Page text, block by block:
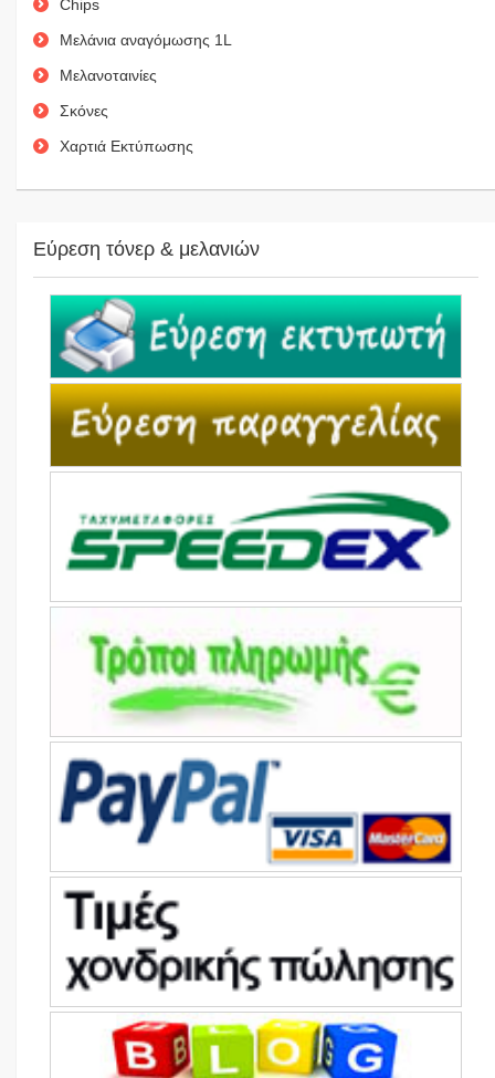
Chips
Μελάνια αναγόμωσης 1L
Μελανοταινίες
Σκόνες
Χαρτιά Εκτύπωσης
Εύρεση τόνερ & μελανιών